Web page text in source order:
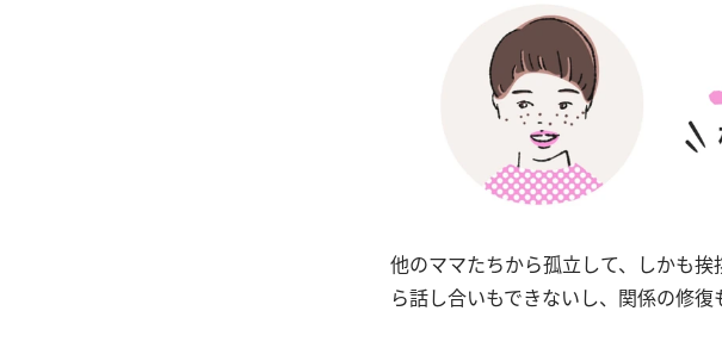
他のママたちから孤立して、しかも
ら話し合いもできないし、関係の修復